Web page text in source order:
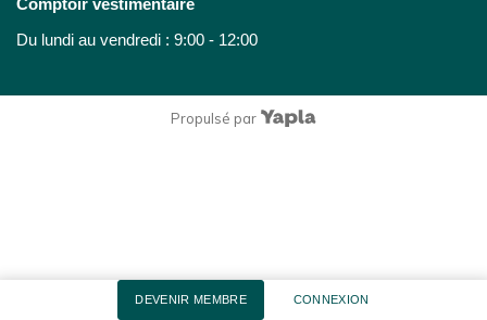
DEVENIR MEMBRE CONNEXION
Comptoir vestimentaire
Du lundi au vendredi : 9:00 - 12:00
Propulsé par